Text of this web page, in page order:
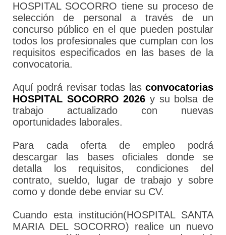
HOSPITAL SOCORRO tiene su proceso de
selección de personal a través de un
concurso público en el que pueden postular
todos los profesionales que cumplan con los
requisitos especificados en las bases de la
convocatoria.
Aquí podrá revisar todas las convocatorias
HOSPITAL SOCORRO 2026 y su bolsa de
trabajo actualizado con nuevas
oportunidades laborales.
Para cada oferta de empleo podrá
descargar las bases oficiales donde se
detalla los requisitos, condiciones del
contrato, sueldo, lugar de trabajo y sobre
como y donde debe enviar su CV.
Cuando esta institución(HOSPITAL SANTA
MARIA DEL SOCORRO) realice un nuevo